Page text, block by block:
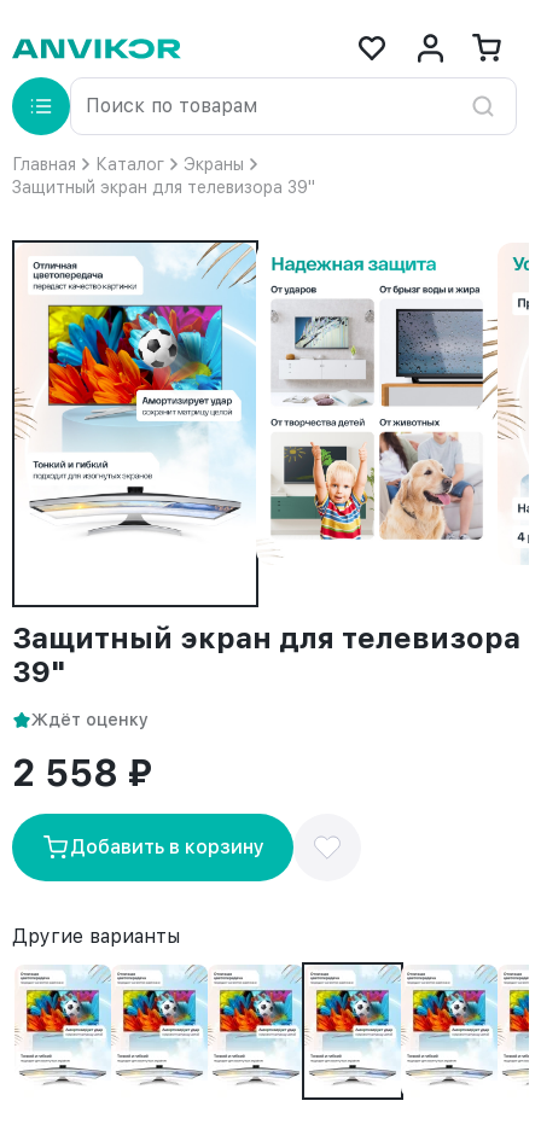
Главная Каталог
Экраны
Защитный экран для телевизора 39"
Защитный экран для телевизора
39"
Ждёт оценку
2 558 ₽
Добавить в корзину
Другие варианты